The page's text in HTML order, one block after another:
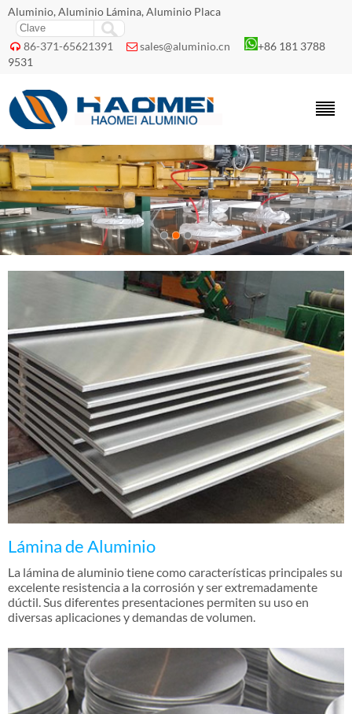
Aluminio, Aluminio Lámina, Aluminio Placa
 86-371-65621391  sales@aluminio.cn
+86 181 3788
9531
Lámina de Aluminio
La lámina de aluminio tiene como características principales su
excelente resistencia a la corrosión y ser extremadamente
dúctil. Sus diferentes presentaciones permiten su uso en
diversas aplicaciones y demandas de volumen.